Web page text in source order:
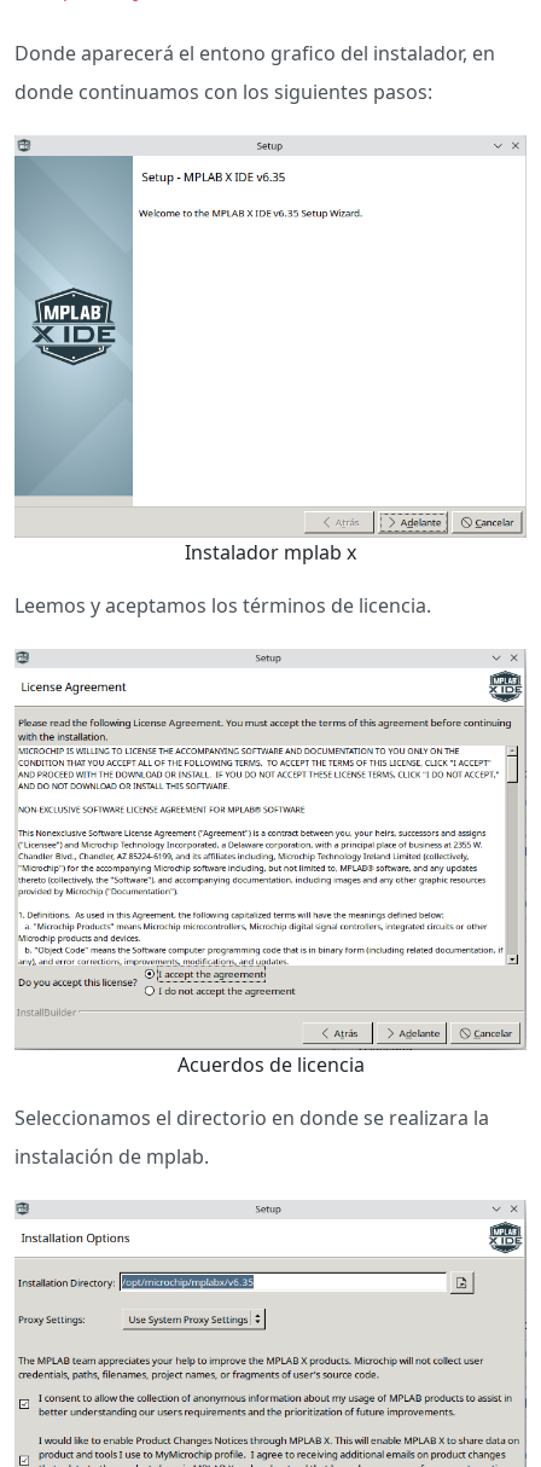
Donde aparecerá el entono grafico del instalador, en
donde continuamos con los siguientes pasos:
Instalador mplab x
Leemos y aceptamos los términos de licencia.
Acuerdos de licencia
Seleccionamos el directorio en donde se realizara la
instalación de mplab.